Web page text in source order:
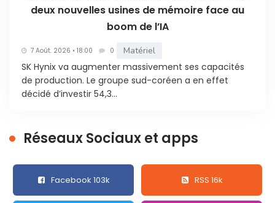
deux nouvelles usines de mémoire face au
boom de l’IA
7 Août. 2026 • 18:00 0 Matériel
SK Hynix va augmenter massivement ses capacités
de production. Le groupe sud-coréen a en effet
décidé d’investir 54,3...
Réseaux Sociaux et apps
Facebook 103k RSS 16k